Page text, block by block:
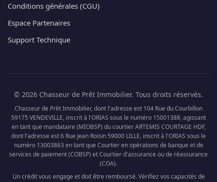
Conditions générales (CGU)
Espace Partenaires
Support Technique
© 2026 Chasseur de Prêt Immobilier. Tous droits réservés.
Chasseur de Prêt Immobilier, dont l'adresse est 104 Rue du Courbillon
59175 VENDEVILLE, inscrit à l'ORIAS sous le numéro 15001388, agissant
en tant que mandataire (MIOBSP) du courtier ARTEMIS COURTAGE HDF,
dont l'adresse est 6 Rue Jean Roisin 59000 LILLE, inscrit à l'ORIAS sous le
numéro 13003863 en tant que Courtier en opérations de banque et de
services de paiement (COBSP) et Courtier d'assurance ou de réassurance
(COA).
Un crédit vous engage et doit être remboursé. Vérifiez vos capacités de